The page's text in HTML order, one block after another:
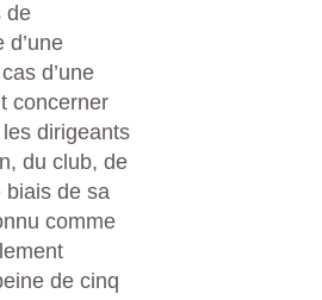
de
d’une
concerner
dirigeants
du club, de
biais de sa
comme
de cinq